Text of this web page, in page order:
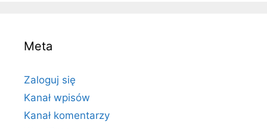
Meta
Zaloguj się
Kanał wpisów
Kanał komentarzy